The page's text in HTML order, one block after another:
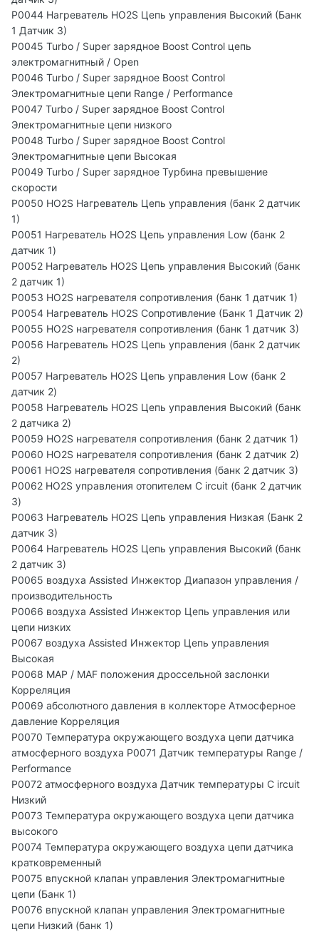
P0044 Нагреватель HO2S Цепь управления Высокий (Банк
1 Датчик 3)
P0045 Turbo / Super зарядное Boost Control цепь
электромагнитный / Open
P0046 Turbo / Super зарядное Boost Control
Электромагнитные цепи Range / Performance
P0047 Turbo / Super зарядное Boost Control
Электромагнитные цепи низкого
P0048 Turbo / Super зарядное Boost Control
Электромагнитные цепи Высокая
P0049 Turbo / Super зарядное Турбина превышение
скорости
P0050 HO2S Нагреватель Цепь управления (банк 2 датчик
1)
P0051 Нагреватель HO2S Цепь управления Low (банк 2
датчик 1)
P0052 Нагреватель HO2S Цепь управления Высокий (банк
2 датчик 1)
P0053 HO2S нагревателя сопротивления (банк 1 датчик 1)
P0054 Нагреватель HO2S Сопротивление (Банк 1 Датчик 2)
P0055 HO2S нагревателя сопротивления (банк 1 датчик 3)
P0056 Нагреватель HO2S Цепь управления (банк 2 датчик
2)
P0057 Нагреватель HO2S Цепь управления Low (банк 2
датчик 2)
P0058 Нагреватель HO2S Цепь управления Высокий (банк
2 датчика 2)
P0059 HO2S нагревателя сопротивления (банк 2 датчик 1)
P0060 HO2S нагревателя сопротивления (банк 2 датчик 2)
P0061 HO2S нагревателя сопротивления (банк 2 датчик 3)
P0062 HO2S управления отопителем C ircuit (банк 2 датчик
3)
P0063 Нагреватель HO2S Цепь управления Низкая (Банк 2
датчик 3)
P0064 Нагреватель HO2S Цепь управления Высокий (банк
2 датчик 3)
P0065 воздуха Assisted Инжектор Диапазон управления /
производительность
P0066 воздуха Assisted Инжектор Цепь управления или
цепи низких
P0067 воздуха Assisted Инжектор Цепь управления
Высокая
P0068 MAP / MAF положения дроссельной заслонки
Корреляция
P0069 абсолютного давления в коллекторе Атмосферное
давление Корреляция
P0070 Температура окружающего воздуха цепи датчика
атмосферного воздуха P0071 Датчик температуры Range /
Performance
P0072 атмосферного воздуха Датчик температуры C ircuit
Низкий
P0073 Температура окружающего воздуха цепи датчика
высокого
P0074 Температура окружающего воздуха цепи датчика
кратковременный
P0075 впускной клапан управления Электромагнитные
цепи (Банк 1)
P0076 впускной клапан управления Электромагнитные
цепи Низкий (банк 1)